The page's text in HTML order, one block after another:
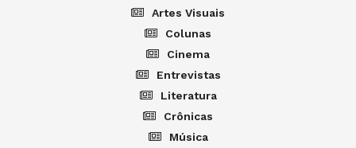
Artes Visuais
Colunas
Cinema
Entrevistas
Literatura
Crônicas
Música